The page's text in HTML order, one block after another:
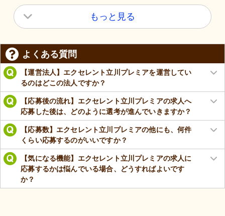
もっと見る
よくある質問
【運営法人】エクセレント立川プレミアを運営してい
るのはどこの法人ですか？
【応募後の流れ】エクセレント立川プレミアの求人へ
応募した後は、どのように選考が進んでいきますか？
【応募数】エクセレント立川プレミアの他にも、何件
くらい応募するのがいいですか？
【気になる機能】エクセレント立川プレミアの求人に
応募するかは悩んでいる場合、どうすればよいです
か？